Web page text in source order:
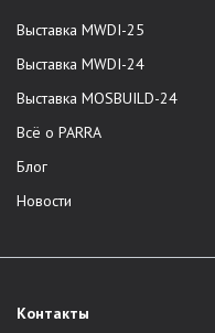
Выставка MWDI-25
Выставка MWDI-24
Выставка MOSBUILD-24
Всё о PARRA
Блог
Новости
Контакты